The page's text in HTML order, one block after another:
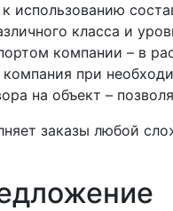
использованию
класса и
компании – в
при
на объект –
заказы любой